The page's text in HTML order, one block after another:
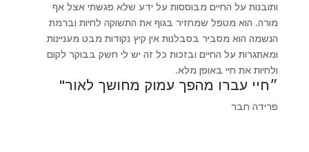
ותובנות על החיים מבוססות על ידע שלא פגשתי אצל אף
מורה. הוא מטפל שמחזיר בגוף את התשוקה לחיות וברמת
הנשמה הוא מסביר בסבלנות אין קיץ נקודות מבט מעניינות
ומאתגרות על החיים ובזכות כל זה יש לי חשק בבוקר לקום
ולחיות את חיי באופן מלא.
״חיי עברו מהפך עמוק מחושך לאור"
פרידה חבר